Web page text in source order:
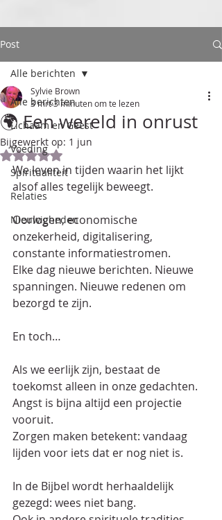
Post
Alle berichten
Lichaam en Geest
Voeding
Spiritualiteit
Relaties
Nieuwigheden
Alle berichten
🌍 Een wereld in onrust
Sylvie Brown
3 mrt3 minuten om te lezen
Bijgewerkt op: 1 jun
Beoordeeld met NaN uit 5 sterren.
We leven in tijden waarin het lijkt
alsof alles tegelijk beweegt.
Oorlogen, economische
onzekerheid, digitalisering,
constante informatiestromen.
Elke dag nieuwe berichten. Nieuwe
spanningen. Nieuwe redenen om
bezorgd te zijn.
En toch…
Als we eerlijk zijn, bestaat de
toekomst alleen in onze gedachten.
Angst is bijna altijd een projectie
vooruit.
Zorgen maken betekent: vandaag
lijden voor iets dat er nog niet is.
In de Bijbel wordt herhaaldelijk
gezegd: wees niet bang.